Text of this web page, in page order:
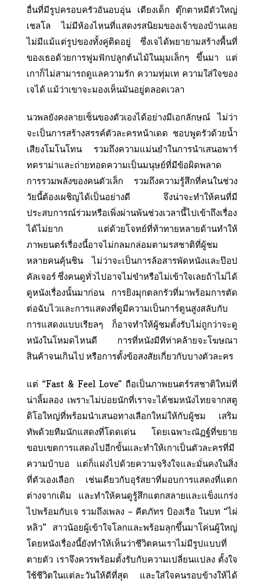
อื่นที่มีรูปครอบครัวอันอบอุ่น เตียงเด็ก ตุ๊กตาหมีตัวใหญ่
เชลโล ไม่มีห้องไหนที่แสดงรสนิยมของเจ้าของบ้านเลย
ไม่มีแม้แต่รูปของทั้งคู่ติดอยู่ ซึ่งเจได้พยายามสร้างพื้นที่
ของเธอด้วยการฟูมฟักปลูกต้นไม้ในมุมเล็กๆ ขึ้นมา แต่
เกาก็ไม่สามารถดูแลความรัก ความทุ่มเท ความใส่ใจของ
เจได้ แม้ว่าเขาจะมองเห็นมันอยู่ตลอดเวลา
นวพลยังคงลายเซ็นของตัวเองได้อย่างมีเอกลักษณ์ ไม่ว่า
จะเป็นการสร้างสรรค์ตัวละครหน้าเดด ชอบพูดรัวด้วยน้ำ
เสียงโมโนโทน รวมถึงความแม่นยำในการนำเสนอพาร์
ทดราม่าและถ่ายทอดความเป็นมนุษย์ที่มีข้อผิดพลาด
การรวมพลังของคนตัวเล็ก รวมถึงความรู้สึกที่คนในช่วง
วัยนี้ต้องเผชิญได้เป็นอย่างดี จึงน่าจะทำให้คนที่มี
ประสบการณ์ร่วมหรือเพิ่งผ่านพ้นช่วงเวลานี้ไปเข้าถึงเรื่อง
ได้ไม่ยาก แต่ด้วยโจทย์ที่ท้าทายหลายด้านทำให้
ภาพยนตร์เรื่องนี้อาจไม่กลมกล่อมตามรสชาติที่ผู้ชม
หลายคนคุ้นชิน ไม่ว่าจะเป็นการล้อสารพัดหนังและป๊อป
คัลเจอร์ ซึ่งคนดูทั่วไปอาจไม่ขำหรือไม่เข้าใจเลยถ้าไม่ได้
ดูหนังเรื่องนั้นมาก่อน การยิงมุกตลกรัวที่มาพร้อมการตัด
ต่อฉับไวและการแสดงที่ดูมีความเป็นการ์ตูนสูงสลับกับ
การแสดงแบบเรียลๆ ก็อาจทำให้ผู้ชมตั้งรับไม่ถูกว่าจะดู
หนังในโหมดไหนดี การที่หนังมีทีท่าคล้ายจะโฆษณา
สินค้าจนเกินไป หรือการตั้งข้อสงสัยเกี่ยวกับบางตัวละคร
แต่ “Fast & Feel Love” ถือเป็นภาพยนตร์รสชาติใหม่ที่
น่าลิ้มลอง เพราะไม่บ่อยนักที่เราจะได้ชมหนังไทยจากสตู
ดิโอใหญ่ที่พร้อมนำเสนอทางเลือกใหม่ให้กับผู้ชม เสริม
ทัพด้วยทีมนักแสดงที่โดดเด่น โดยเฉพาะณัฏฐ์ที่ขยาย
ขอบเขตการแสดงไปอีกขั้นและทำให้เกาเป็นตัวละครที่มี
ความบ้าบอ แต่ก็แฝงไปด้วยความจริงใจและมั่นคงในสิ่ง
ที่ตัวเองเลือก เช่นเดียวกับอุรัสยาที่มอบการแสดงที่แตก
ต่างจากเดิม และทำให้คนดูรู้สึกแตกสลายและแข็งแกร่ง
ไปพร้อมกับเจ รวมถึงเพลง – คีตภัทร ป้องเรือ ในบท “ไผ่
หลิว” สาวน้อยผู้เข้าใจโลกและพร้อมลุกขึ้นมาโค่นผู้ใหญ่
โดยหนังเรื่องนี้ยังทำให้เห็นว่าชีวิตคนเราไม่มีรูปแบบที่
ตายตัว เราจึงควรพร้อมตั้งรับกับความเปลี่ยนแปลง ตั้งใจ
ใช้ชีวิตในแต่ละวันให้ดีที่สุด และใส่ใจคนรอบข้างให้ได้